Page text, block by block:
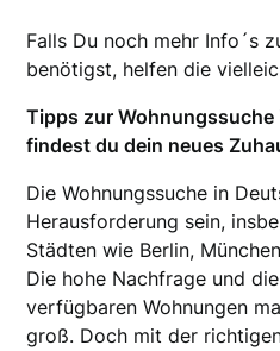
Falls Du noch mehr Info´s
benötigst, helfen die
Tipps zur Wohnungssuche
findest du dein neues
Die Wohnungssuche in
Herausforderung sein,
Städten wie Berlin,
Die hohe Nachfrage und
verfügbaren Wohnungen
groß. Doch mit der